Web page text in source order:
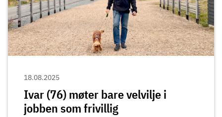
18.08.2025
Ivar (76) møter bare velvilje i
jobben som frivillig